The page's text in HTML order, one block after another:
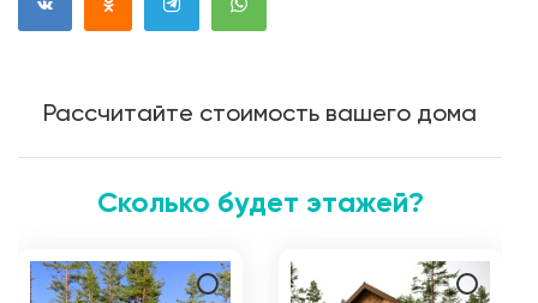
Рассчитайте стоимость вашего дома
Сколько будет этажей?